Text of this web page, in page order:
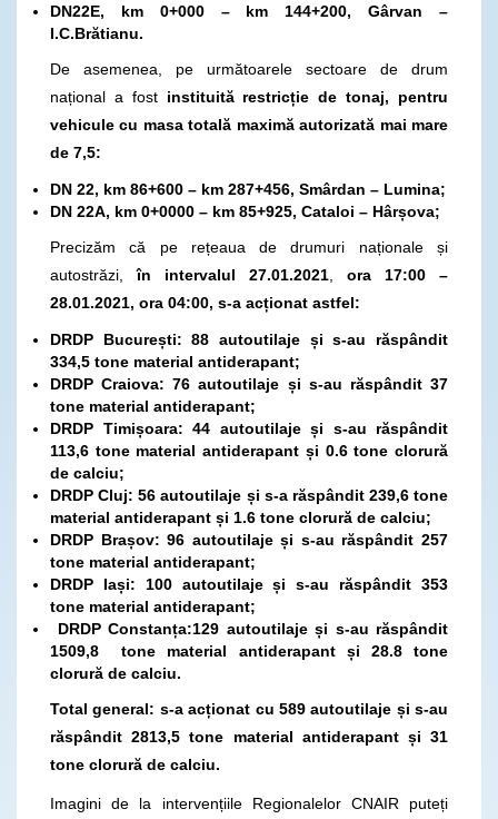
DN22E, km 0+000 – km 144+200, Gârvan –
I.C.Brătianu.
De asemenea, pe următoarele sectoare de drum
național a fost instituită restricție de tonaj, pentru
vehicule cu masa totală maximă autorizată mai mare
de 7,5:
DN 22, km 86+600 – km 287+456, Smârdan – Lumina;
DN 22A, km 0+0000 – km 85+925, Cataloi – Hârșova;
Precizăm că pe rețeaua de drumuri naționale și
autostrăzi,în intervalul 27.01.2021
ora 17:00 –
28.01.2021, ora 04:00, s-a acționat astfel:
DRDP București: 88 autoutilaje și s-au răspândit
334,5 tone material antiderapant;
DRDP Craiova: 76 autoutilaje și s-au răspândit 37
tone material antiderapant;
DRDP Timișoara: 44 autoutilaje și s-au răspândit
113,6 tone material antiderapant și 0.6 tone clorură
de calciu;
DRDP Cluj: 56 autoutilaje și s-a răspândit 239,6 tone
material antiderapant și 1.6 tone clorură de calciu;
DRDP Brașov: 96 autoutilaje și s-au răspândit 257
tone material antiderapant;
DRDP Iași: 100 autoutilaje și s-au răspândit 353
tone material antiderapant;
DRDP Constanța:129 autoutilaje și s-au răspândit
1509,8 tone material antiderapant și 28.8 tone
clorură de calciu.
Total general: s-a acționat cu 589 autoutilaje și s-au
răspândit 2813,5 tone material antiderapant și 31
tone clorură de calciu.
Imagini de la intervențiile Regionalelor CNAIR puteți